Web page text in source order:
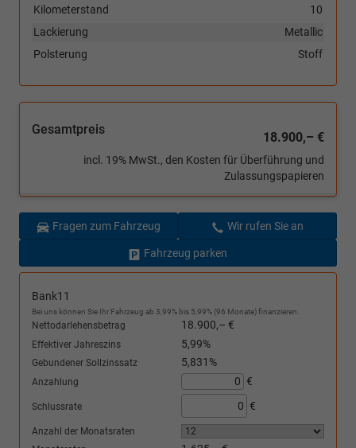
10
Kilometerstand
Metallic
Lackierung
Stoff
Polsterung
Gesamtpreis
18.900,– €
incl. 19% MwSt., den Kosten für Überführung und
Zulassungspapieren
Fragen zum Fahrzeug Wir rufen Sie an
Fahrzeug parken
Bank11
Bei uns können Sie Ihr Fahrzeug ab 3,99% bis 5,99% (96 Monate) finanzieren.
Nettodarlehensbetrag 18.900,– €
Effektiver Jahreszins 5,99%
Gebundener Sollzinssatz 5,831%
Anzahlung €
Schlussrate €
Anzahl der Monatsraten